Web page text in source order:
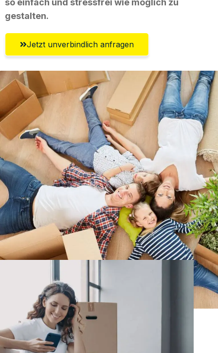
so einfach und stressfrei wie möglich zu
gestalten.
Jetzt unverbindlich anfragen